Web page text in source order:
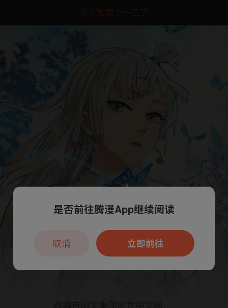
点击加载上一章节
本章节仅支持App阅读，可打开App新用
户7天免费看
是否前往腾漫App继续阅读
立即前往
取消